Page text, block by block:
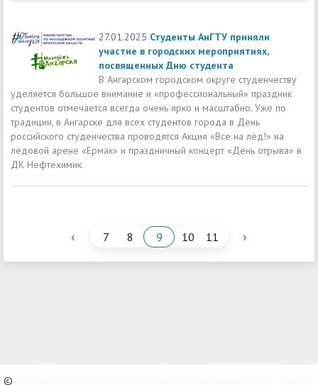
27.01.2025 Студенты АнГТУ приняли
участие в городских мероприятиях,
посвященных Дню студента
В Ангарском городском округе студенчеству
уделяется большое внимание и «профессиональный» праздник
студентов отмечается всегда очень ярко и масштабно. Уже по
традиции, в Ангарске для всех студентов города в День
российского студенчества проводятся Акция «Все на лёд!» на
ледовой арене «Ермак» и праздничный концерт «День отрыва» в
ДК Нефтехимик.
‹ 7 8 9 10 11 ›
©